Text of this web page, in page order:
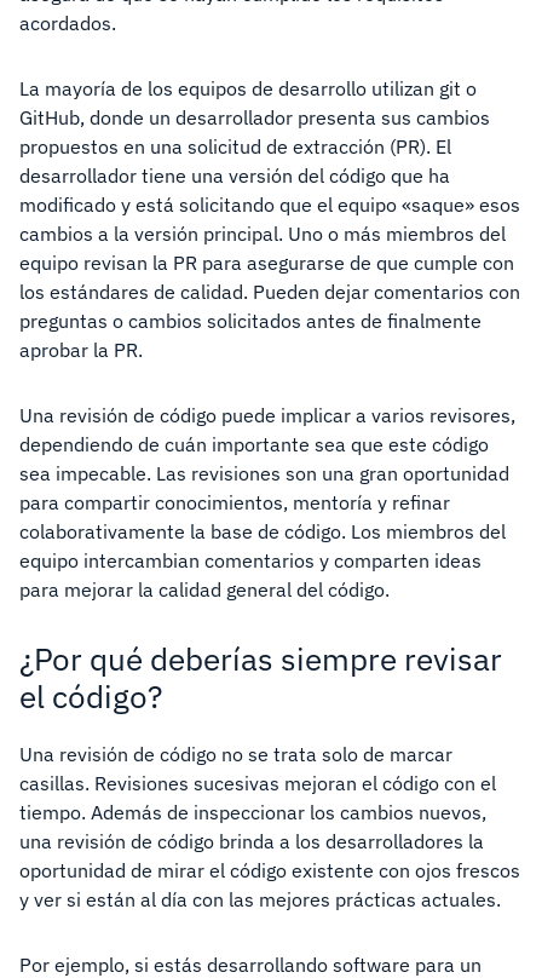
acordados.
La mayoría de los equipos de desarrollo utilizan git o
GitHub, donde un desarrollador presenta sus cambios
propuestos en una solicitud de extracción (PR). El
desarrollador tiene una versión del código que ha
modificado y está solicitando que el equipo «saque» esos
cambios a la versión principal. Uno o más miembros del
equipo revisan la PR para asegurarse de que cumple con
los estándares de calidad. Pueden dejar comentarios con
preguntas o cambios solicitados antes de finalmente
aprobar la PR.
Una revisión de código puede implicar a varios revisores,
dependiendo de cuán importante sea que este código
sea impecable. Las revisiones son una gran oportunidad
para compartir conocimientos, mentoría y refinar
colaborativamente la base de código. Los miembros del
equipo intercambian comentarios y comparten ideas
para mejorar la calidad general del código.
¿Por qué deberías siempre revisar
el código?
Una revisión de código no se trata solo de marcar
casillas. Revisiones sucesivas mejoran el código con el
tiempo. Además de inspeccionar los cambios nuevos,
una revisión de código brinda a los desarrolladores la
oportunidad de mirar el código existente con ojos frescos
y ver si están al día con las mejores prácticas actuales.
Por ejemplo, si estás desarrollando software para un